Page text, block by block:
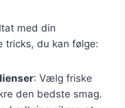
med din
tricks, du kan følge:
: Vælg friske
den bedste smag.